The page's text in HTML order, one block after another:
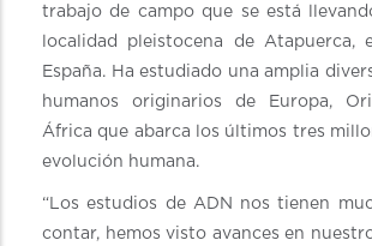
trabajo de campo que se está
localidad pleistocena de Atapuerca,
España. Ha estudiado una amplia
humanos originarios de Europa,
África que abarca los últimos tres
evolución humana.
“Los estudios de ADN nos tienen
contar, hemos visto avances en